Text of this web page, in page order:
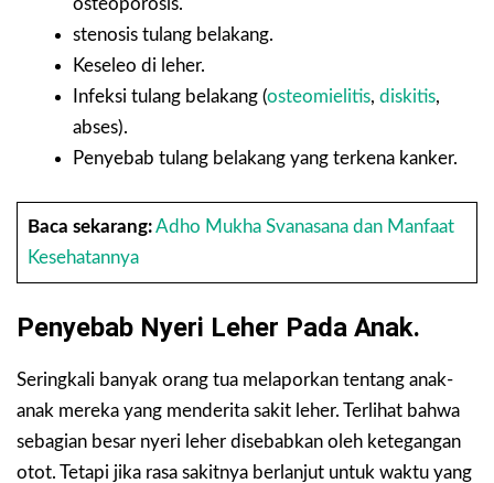
stenosis tulang belakang.
Keseleo di leher.
Infeksi tulang belakang (osteomielitis, diskitis,
abses).
Penyebab tulang belakang yang terkena kanker.
Baca sekarang: Adho Mukha Svanasana dan Manfaat
Kesehatannya
Penyebab Nyeri Leher Pada Anak.
Seringkali banyak orang tua melaporkan tentang anak-
anak mereka yang menderita sakit leher. Terlihat bahwa
sebagian besar nyeri leher disebabkan oleh ketegangan
otot. Tetapi jika rasa sakitnya berlanjut untuk waktu yang